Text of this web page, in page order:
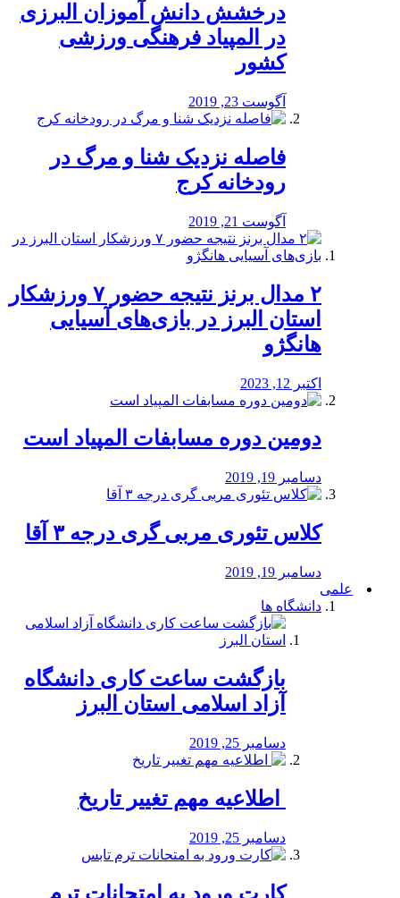
درخشش دانش آموزان البرزی
در المپیاد فرهنگی ورزشی
کشور
آگوست 23, 2019
️فاصله نزدیک شنا و مرگ در
رودخانه کرج
آگوست 21, 2019
۲ مدال برنز نتیجه حضور ۷ ورزشکار
استان البرز در بازی‌های آسیایی
هانگژو
اکتبر 12, 2023
دومین دوره مسابفات المپیاد است
دسامبر 19, 2019
کلاس تئوری مربی گری درجه ۳ آقا
دسامبر 19, 2019
علمی
دانشگاه ها
بازگشت ساعت کاری دانشگاه
آزاد اسلامی استان البرز
دسامبر 25, 2019
️ اطلاعیه مهم تغییر تاریخ
دسامبر 25, 2019
کارت ورود به امتحانات ترم